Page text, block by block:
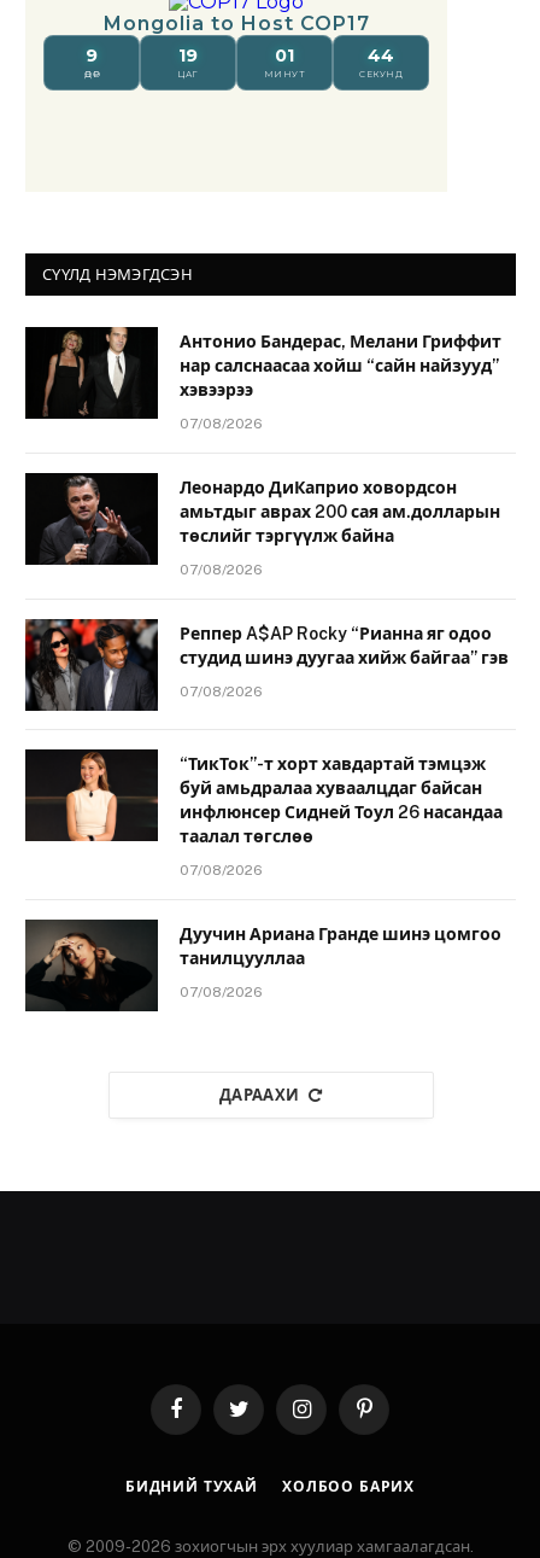
СҮҮЛД НЭМЭГДСЭН
Антонио Бандерас, Мелани Гриффит
нар салснаасаа хойш “сайн найзууд”
хэвээрээ
07/08/2026
Леонардо ДиКаприо ховордсон
амьтдыг аврах 200 сая ам.долларын
төслийг тэргүүлж байна
07/08/2026
Реппер A$AP Rocky “Рианна яг одоо
студид шинэ дуугаа хийж байгаа” гэв
07/08/2026
“ТикТок”-т хорт хавдартай тэмцэж
буй амьдралаа хуваалцдаг байсан
инфлюнсер Сидней Тоул 26 насандаа
таалал төгслөө
07/08/2026
Дуучин Ариана Гранде шинэ цомгоо
танилцууллаа
07/08/2026
ДАРААХИ
FacebookTwitter InstagramPinterest
БИДНИЙ ТУХАЙ ХОЛБОО БАРИХ
© 2009-2026 зохиогчын эрх хуулиар хамгаалагдсан.